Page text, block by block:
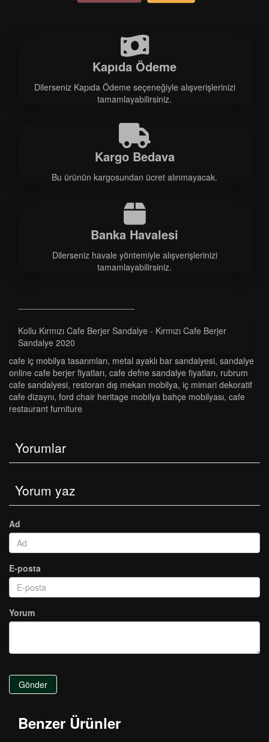
Kapıda Ödeme
Dilerseniz Kapıda Ödeme seçeneğiyle alışverişlerinizi
tamamlayabilirsiniz.
Kargo Bedava
Bu ürünün kargosundan ücret alınmayacak.
Banka Havalesi
Dilerseniz havale yöntemiyle alışverişlerinizi
tamamlayabilirsiniz.
Kollu Kırmızı Cafe Berjer Sandalye - Kırmızı Cafe Berjer
Sandalye 2020
cafe i̇ç mobilya tasarımları, metal ayaklı bar sandalyesi, sandalye
online cafe berjer fiyatları, cafe defne sandalye fiyatları, rubrum
cafe sandalyesi, restoran dış mekan mobilya, i̇ç mimari dekoratif
cafe dizaynı, ford chai̇r heritage mobilya bahçe mobilyası, cafe
restaurant furniture
Yorumlar
Yorum yaz
Ad
E-posta
Yorum
Gönder
Benzer Ürünler